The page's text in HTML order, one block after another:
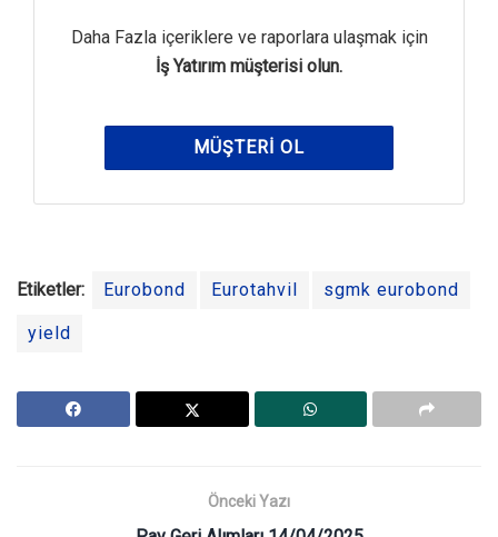
Daha Fazla içeriklere ve raporlara ulaşmak için
İş Yatırım müşterisi olun.
MÜŞTERI OL
Etiketler: Eurobond Eurotahvil sgmk eurobond
yield
Önceki Yazı